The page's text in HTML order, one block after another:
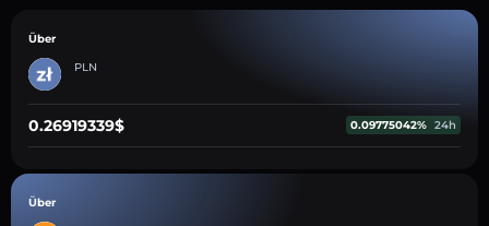
Über
PLN
0.26919339$ 0.09775042% 24h
Über